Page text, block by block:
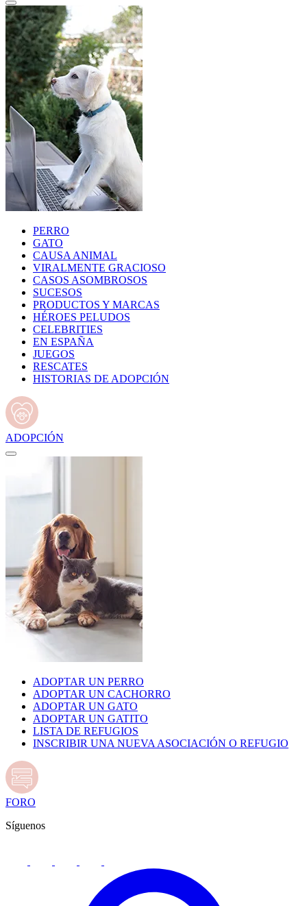
PERRO
GATO
CAUSA ANIMAL
VIRALMENTE GRACIOSO
CASOS ASOMBROSOS
SUCESOS
PRODUCTOS Y MARCAS
HÉROES PELUDOS
CELEBRITIES
EN ESPAÑA
JUEGOS
RESCATES
HISTORIAS DE ADOPCIÓN
ADOPCIÓN
ADOPTAR UN PERRO
ADOPTAR UN CACHORRO
ADOPTAR UN GATO
ADOPTAR UN GATITO
LISTA DE REFUGIOS
INSCRIBIR UNA NUEVA ASOCIACIÓN O REFUGIO
FORO
Síguenos